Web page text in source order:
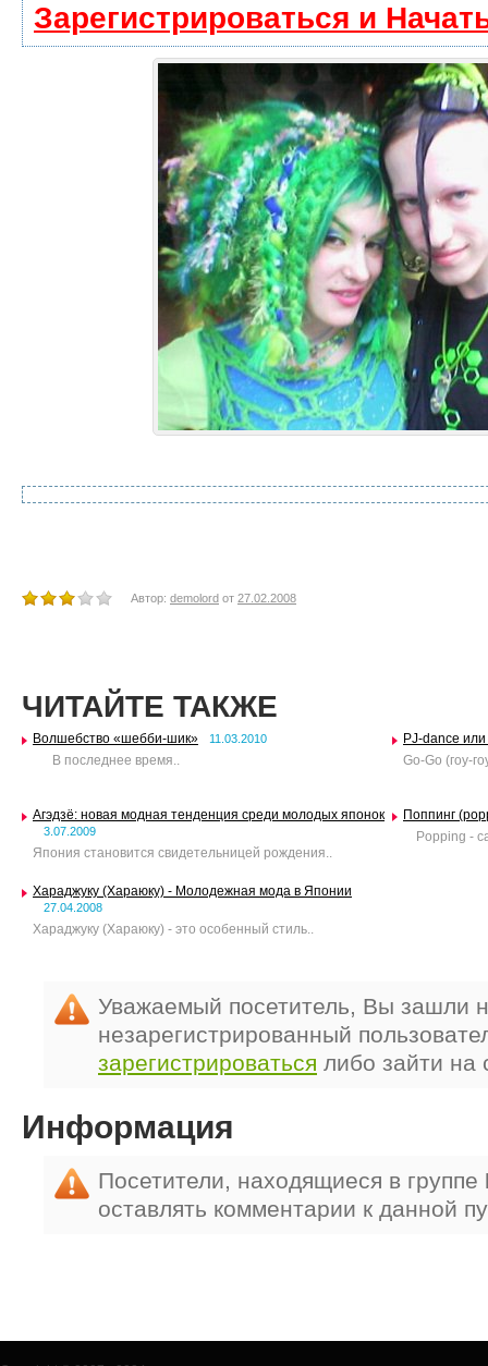
Зарегистрироваться и
Автор: demolord от 27.02.2008
ЧИТАЙТЕ ТАКЖЕ
Волшебство «шебби-шик» 11.03.2010
В последнее время..
PJ-dance
Go-Go (гоу-
Агэдзё: новая модная тенденция среди молодых японок
3.07.2009
Япония становится свидетельницей рождения..
Поппинг
Popping -
Xараджуку (Хараюку) - Молодежная мода в Японии
27.04.2008
Хараджуку (Хараюку) - это особенный стиль..
Уважаемый посетитель, Вы зашли
незарегистрированный
зарегистрироваться либо зайти на
Информация
Посетители, находящиеся в группе
оставлять комментарии к данной